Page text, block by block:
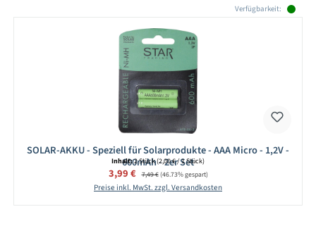
Verfügbarkeit:
SOLAR-AKKU - Speziell für Solarprodukte - AAA Micro - 1,2V -
600mAh - 2er Set
Inhalt:2 Stück(2,00 € / 1 Stück)
Verkaufspreis:
3,99 € Regulärer Preis:
7,49 €(46.73% gespart)
Preise inkl. MwSt. zzgl. Versandkosten